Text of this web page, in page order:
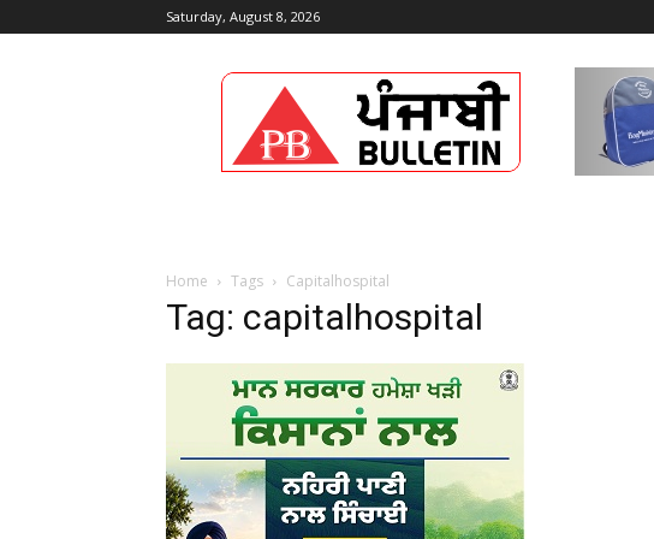
Saturday, August 8, 2026
Punjabi
Bulletin
Home Tags Capitalhospital
Tag: capitalhospital